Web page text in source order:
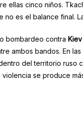
ellas cinco niños.
no es el balance final.
bombardeo contra Kiev
ambos bandos. En las
del territorio
violencia se produce